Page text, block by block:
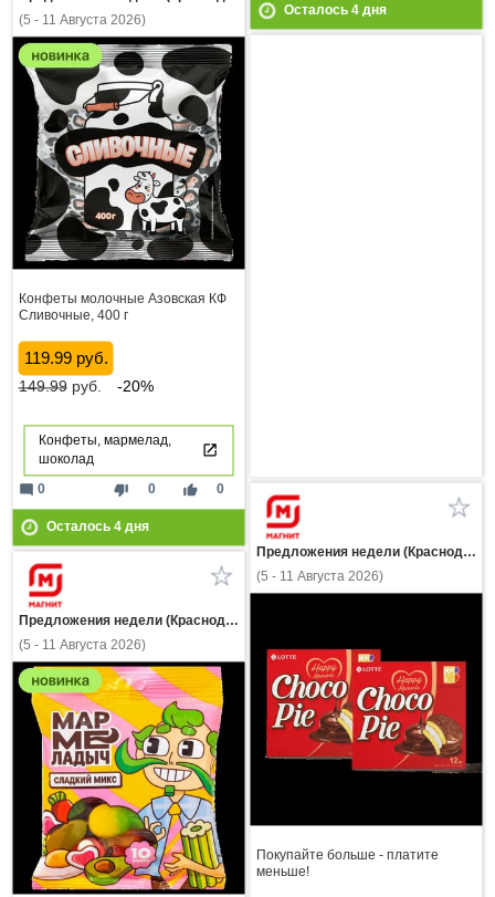
Осталось 4дня
(5 - 11 Августа 2026)
Конфеты молочные Азовская КФ
Сливочные, 400 г
119.99 руб.
149.99руб. -20%
Конфеты, мармелад,
шоколад
thumb_down 0 thumb_up 0
mode_comment 0
Осталось 4дня
Предложения недели (Краснодарский край)
(5 - 11 Августа 2026)
Покупайте больше - платите
меньше!
Предложения недели (Краснодарский край)
(5 - 11 Августа 2026)